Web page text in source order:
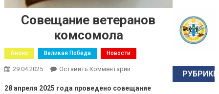
Совещание ветеранов
комсомола
Анонс Великая Победа Новости
29.04.2025 Оставить Комментарий
28 апреля 2025 года проведено совещание
РУБРИКИ